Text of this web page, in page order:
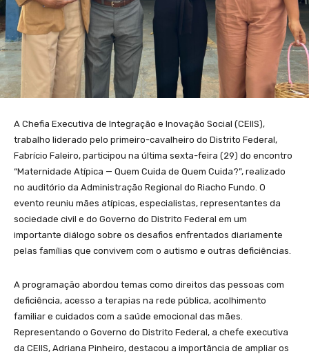
A Chefia Executiva de Integração e Inovação Social (CEIIS),
trabalho liderado pelo primeiro-cavalheiro do Distrito Federal,
Fabrício Faleiro, participou na última sexta-feira (29) do encontro
“Maternidade Atípica — Quem Cuida de Quem Cuida?”, realizado
no auditório da Administração Regional do Riacho Fundo. O
evento reuniu mães atípicas, especialistas, representantes da
sociedade civil e do Governo do Distrito Federal em um
importante diálogo sobre os desafios enfrentados diariamente
pelas famílias que convivem com o autismo e outras deficiências.
A programação abordou temas como direitos das pessoas com
deficiência, acesso a terapias na rede pública, acolhimento
familiar e cuidados com a saúde emocional das mães.
Representando o Governo do Distrito Federal, a chefe executiva
da CEIIS, Adriana Pinheiro, destacou a importância de ampliar os